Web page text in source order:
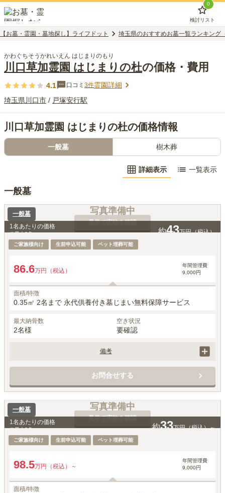
0
検討リスト
【お墓・霊園・墓地探し】ライフドット 埼玉県のおすすめお墓一覧ランキング
かわぐちそうかれいえん はじまりのもり
川口草加霊園 はじまりの杜の価格・費用
4.1 口コミ 3件霊園詳細
埼玉県 川口市 / 戸塚安行駅
川口草加霊園 はじまりの杜の価格情報
一般墓 樹木葬
詳細表示 一覧表示
一般墓
写真準備中
見学で実物を確認
一般墓
1名あたりの価格
※最大2名 約43万円（税込）
ご家族様向け 生前申込可能 ペット埋葬可能
86.6万円（税込）
年間管理費
9,000円
面積/特徴
0.35㎡ 2名まで 永代供養付き墓じまい無料保障サービス
最大納骨数
2名様
空き状況
要確認
備考
ス、家名彫刻、建立者名彫刻費用が含まれています。
ペットもいっしょにご納骨可能です。
お問合せする
写真準備中
見学で実物を確認
一般墓
1名あたりの価格
※最大3名 約33万円（税込）～
ご家族様向け 生前申込可能 ペット埋葬可能
98.5万円（税込）～
年間管理費
9,000円
面積/特徴